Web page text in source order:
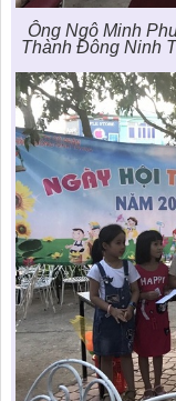
Ông Ngô Minh
Thành Đông Ninh